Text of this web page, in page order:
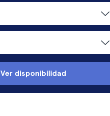
Ver disponibilidad